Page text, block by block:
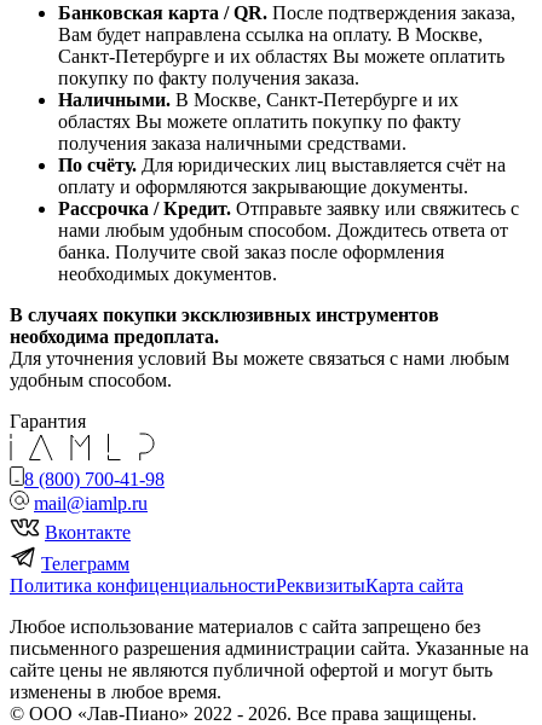
Банковская карта / QR. После подтверждения заказа,
Вам будет направлена ссылка на оплату. В Москве,
Санкт-Петербурге и их областях Вы можете оплатить
покупку по факту получения заказа.
Наличными. В Москве, Санкт-Петербурге и их
областях Вы можете оплатить покупку по факту
получения заказа наличными средствами.
По счёту. Для юридических лиц выставляется счёт на
оплату и оформляются закрывающие документы.
Рассрочка / Кредит. Отправьте заявку или свяжитесь с
нами любым удобным способом. Дождитесь ответа от
банка. Получите свой заказ после оформления
необходимых документов.
В случаях покупки эксклюзивных инструментов
необходима предоплата.
Для уточнения условий Вы можете связаться с нами любым
удобным способом.
Гарантия
8 (800) 700-41-98
mail@iamlp.ru
Вконтакте
Телеграмм
Политика конфиценциальностиРеквизитыКарта сайта
Любое использование материалов с сайта запрещено без
письменного разрешения администрации сайта. Указанные на
сайте цены не являются публичной офертой и могут быть
изменены в любое время.
© ООО «Лав-Пиано» 2022 - 2026. Все права защищены.